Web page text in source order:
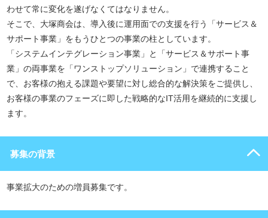
わせて常に変化を遂げなくてはなりません。
そこで、大塚商会は、導入後に運用面での支援を行う「サービス＆
サポート事業」をもうひとつの事業の柱としています。
「システムインテグレーション事業」と「サービス＆サポート事
業」の両事業を「ワンストップソリューション」で連携すること
で、お客様の抱える課題や要望に対し総合的な解決策をご提供し、
お客様の事業のフェーズに即した戦略的なIT活用を継続的に支援し
ます。
募集の背景
事業拡大のための増員募集です。